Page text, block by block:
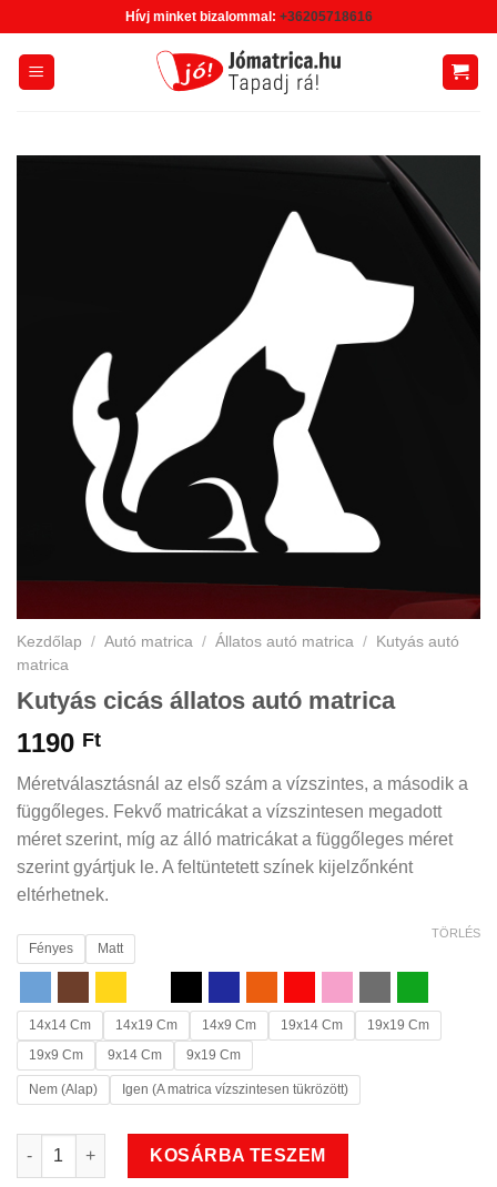
content
Hívj minket bizalommal: +36205718616
Kezdőlap / Autó matrica / Állatos autó matrica /
Kutyás autó
matrica
Kutyás cicás állatos autó matrica
1190 Ft
Méretválasztásnál az első szám a vízszintes, a második a
függőleges. Fekvő matricákat a vízszintesen megadott
méret szerint, míg az álló matricákat a függőleges méret
szerint gyártjuk le. A feltüntetett színek kijelzőnként
eltérhetnek.
Fényes Matt
14x14 Cm 14x19 Cm 14x9 Cm 19x14 Cm
19x19 Cm
19x9 Cm
9x14 Cm 9x19 Cm
Nem (Alap) Igen (A matrica vízszintesen tükrözött)
TÖRLÉS
Kutyás cicás állatos autó matrica mennyiség
KOSÁRBA TESZEM